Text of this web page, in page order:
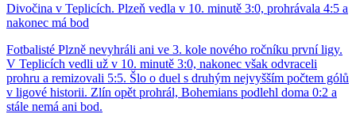
Divočina v Teplicích. Plzeň vedla v 10. minutě 3:0, prohrávala 4:5 a
nakonec má bod
Fotbalisté Plzně nevyhráli ani ve 3. kole nového ročníku první ligy.
V Teplicích vedli už v 10. minutě 3:0, nakonec však odvraceli
prohru a remizovali 5:5. Šlo o duel s druhým nejvyšším počtem gólů
v ligové historii. Zlín opět prohrál, Bohemians podlehl doma 0:2 a
stále nemá ani bod.